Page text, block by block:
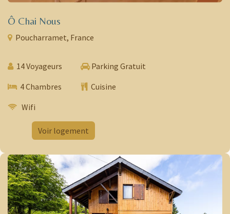
Ô Chai Nous
Poucharramet, France
14 Voyageurs
Parking Gratuit
4 Chambres
Cuisine
Wifi
Voir logement